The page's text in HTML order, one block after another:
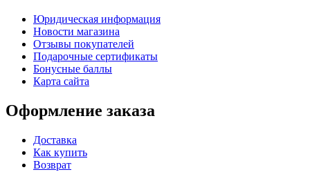
Юридическая информация
Новости магазина
Отзывы покупателей
Подарочные сертификаты
Бонусные баллы
Карта сайта
Оформление заказа
Доставка
Как купить
Возврат